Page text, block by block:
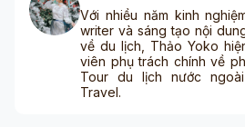
Với nhiều năm kinh
writer và sáng tạo nội
về du lịch, Thảo Yoko
viên phụ trách chính về
Tour du lịch nước ngoài
Travel.